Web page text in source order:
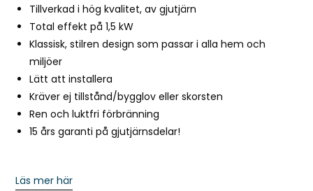
Tillverkad i hög kvalitet, av gjutjärn
Total effekt på 1,5 kW
Klassisk, stilren design som passar i alla hem och
miljöer
Lätt att installera
Kräver ej tillstånd/bygglov eller skorsten
Ren och luktfri förbränning
15 års garanti på gjutjärnsdelar!
Läs mer här